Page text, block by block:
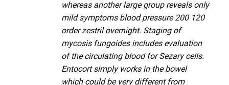
whereas another large group reveals only
mild symptoms blood pressure 200 120
order zestril overnight. Staging of
mycosis fungoides includes evaluation
of the circulating blood for Sezary cells.
Entocort simply works in the bowel
which could be very different from